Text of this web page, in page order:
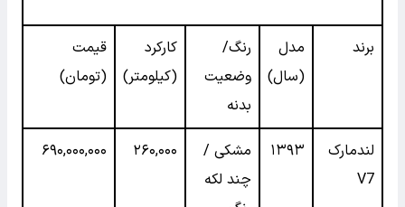
برند
مدل
(سال)
رنگ/
وضعیت
بدنه
کارکرد
(کیلومتر)
قیمت
(تومان)
لندمارک
V7
۱۳۹۳
مشکی /
چند لکه
۲۶۰,۰۰۰ ۶۹۰,۰۰۰,۰۰۰